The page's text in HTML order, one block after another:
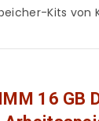
Kits von
16 GB